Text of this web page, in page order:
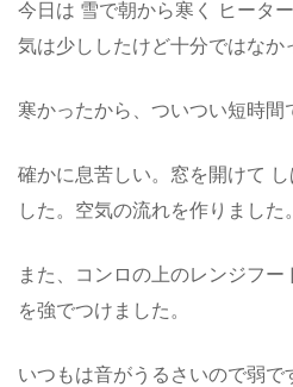
今日は 雪で朝から寒く ヒータ
気は少ししたけど十分ではなか
寒かったから、ついつい短時間
確かに息苦しい。窓を開けて
した。空気の流れを作りました。
また、コンロの上のレンジフ
を強でつけました。
いつもは音がうるさいので弱で